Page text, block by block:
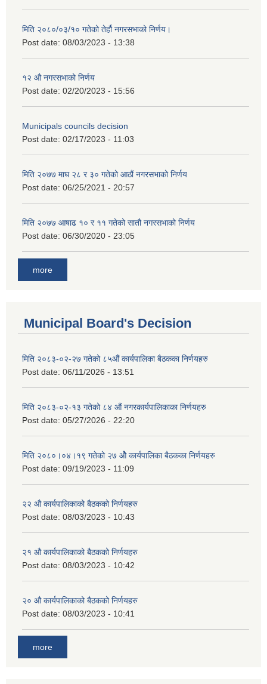
मिति २०८०/०३/१० गतेको तेर्हौ नगरसभाको निर्णय।
Post date: 08/03/2023 - 13:38
१२ औ नगरसभाको निर्णय
Post date: 02/20/2023 - 15:56
Municipals councils decision
Post date: 02/17/2023 - 11:03
मिति २०७७ माघ २८ र ३० गतेको आठौं नगरसभाको निर्णय
Post date: 06/25/2021 - 20:57
मिति २०७७ आषाढ १० र ११ गतेको सातौ नगरसभाको निर्णय
Post date: 06/30/2020 - 23:05
more
Municipal Board's Decision
मिति २०८३-०२-२७ गतेको ८५औं कार्यपालिका बैठकका निर्णयहरु
Post date: 06/11/2026 - 13:51
मिति २०८३-०२-१३ गतेको ८४ औं नगरकार्यपालिकाका निर्णयहरु
Post date: 05/27/2026 - 22:20
मिति २०८०।०४।१९ गतेको २७ ‌‍‌ओेै कार्यपालिका बैठकका निर्णयहरु
Post date: 09/19/2023 - 11:09
२‍२ औ कार्यपालिकाको बैठकको निर्णयहरु
Post date: 08/03/2023 - 10:43
२‍१ औ कार्यपालिकाको बैठकको निर्णयहरु
Post date: 08/03/2023 - 10:42
२‍० औ कार्यपालिकाको बैठकको निर्णयहरु
Post date: 08/03/2023 - 10:41
more